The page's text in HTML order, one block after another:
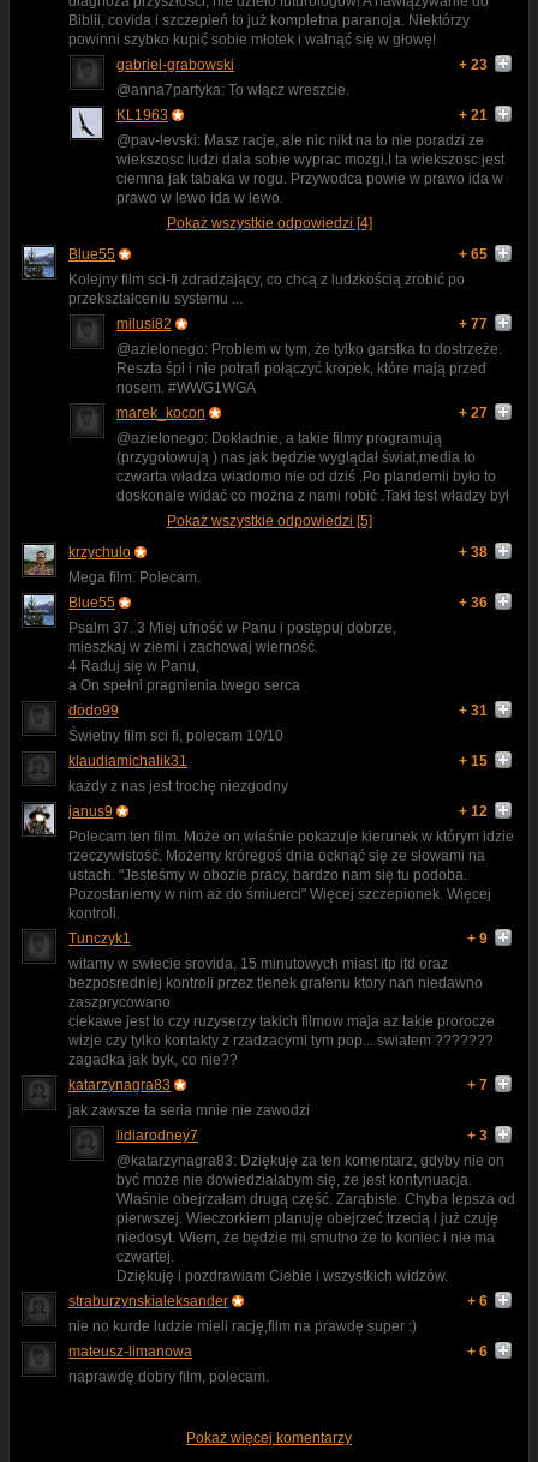
Biblii, covida i szczepień to już kompletna paranoja. Niektórzy
powinni szybko kupić sobie młotek i walnąć się w głowę!
gabriel-grabowski
+ 23
@anna7partyka: To włącz wreszcie.
KL1963
+ 21
@pav-levski: Masz racje, ale nic nikt na to nie poradzi ze
wiekszosc ludzi dala sobie wyprac mozgi.I ta wiekszosc jest
ciemna jak tabaka w rogu. Przywodca powie w prawo ida w
prawo w lewo ida w lewo.
Pokaż wszystkie odpowiedzi [4]
Blue55
+ 65
Kolejny film sci-fi zdradzający, co chcą z ludzkością zrobić po
przekształceniu systemu ...
milusi82
+ 77
@azielonego: Problem w tym, że tylko garstka to dostrzeże.
Reszta śpi i nie potrafi połączyć kropek, które mają przed
nosem. #WWG1WGA
marek_kocon
+ 27
@azielonego: Dokładnie, a takie filmy programują
(przygotowują ) nas jak będzie wyglądał świat,media to
czwarta władza wiadomo nie od dziś .Po plandemii było to
doskonale widać co można z nami robić .Taki test władzy był
Pokaż wszystkie odpowiedzi [5]
krzychulo
+ 38
Mega film. Polecam.
Blue55
+ 36
Psalm 37. 3 Miej ufność w Panu i postępuj dobrze,
mieszkaj w ziemi i zachowaj wierność.
4 Raduj się w Panu,
a On spełni pragnienia twego serca
dodo99
+ 31
Świetny film sci fi, polecam 10/10
klaudiamichalik31
+ 15
każdy z nas jest trochę niezgodny
janus9
+ 12
Polecam ten film. Może on właśnie pokazuje kierunek w którym idzie
rzeczywistość. Możemy króregoś dnia ocknąć się ze słowami na
ustach. "Jesteśmy w obozie pracy, bardzo nam się tu podoba.
Pozostaniemy w nim aż do śmiuerci" Więcej szczepionek. Więcej
kontroli.
Tunczyk1
+ 9
witamy w swiecie srovida, 15 minutowych miast itp itd oraz
bezposredniej kontroli przez tlenek grafenu ktory nan niedawno
zaszprycowano
ciekawe jest to czy ruzyserzy takich filmow maja az takie prorocze
wizje czy tylko kontakty z rzadzacymi tym pop... swiatem ???????
zagadka jak byk, co nie??
katarzynagra83
+ 7
jak zawsze ta seria mnie nie zawodzi
lidiarodney7
+ 3
@katarzynagra83: Dziękuję za ten komentarz, gdyby nie on
być może nie dowiedziałabym się, że jest kontynuacja.
Właśnie obejrzałam drugą część. Zarąbiste. Chyba lepsza od
pierwszej. Wieczorkiem planuję obejrzeć trzecią i już czuję
niedosyt. Wiem, że będzie mi smutno że to koniec i nie ma
czwartej.
Dziękuję i pozdrawiam Ciebie i wszystkich widzów.
straburzynskialeksander
+ 6
nie no kurde ludzie mieli rację,film na prawdę super :)
mateusz-limanowa
+ 6
naprawdę dobry film, polecam.
Pokaż więcej komentarzy